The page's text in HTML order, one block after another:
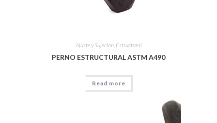
Ajuste y Sujecion, Estructural
PERNO ESTRUCTURAL ASTM A490
Read more